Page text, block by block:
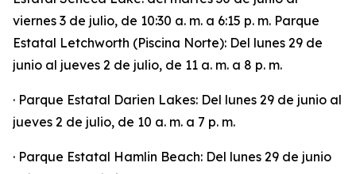
viernes 3 de julio, de 10:30 a. m. a 6:15 p. m. Parque
Estatal Letchworth (Piscina Norte): Del lunes 29 de
junio al jueves 2 de julio, de 11 a. m. a 8 p. m.
· Parque Estatal Darien Lakes: Del lunes 29 de junio al
jueves 2 de julio, de 10 a. m. a 7 p. m.
· Parque Estatal Hamlin Beach: Del lunes 29 de junio